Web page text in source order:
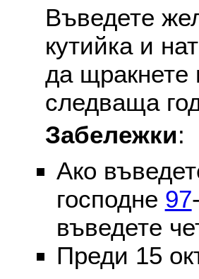
Въведете
кутийка и
да щракнете
следваща
Забележки:
Ако
господне 97
въведете
Преди 15